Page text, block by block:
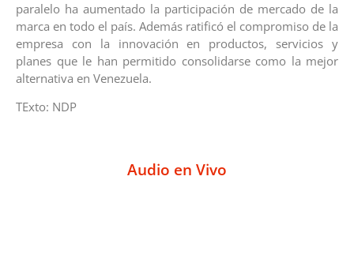
paralelo ha aumentado la participación de mercado de la
marca en todo el país. Además ratificó el compromiso de la
empresa con la innovación en productos, servicios y
planes que le han permitido consolidarse como la mejor
alternativa en Venezuela.
TExto: NDP
Audio en Vivo